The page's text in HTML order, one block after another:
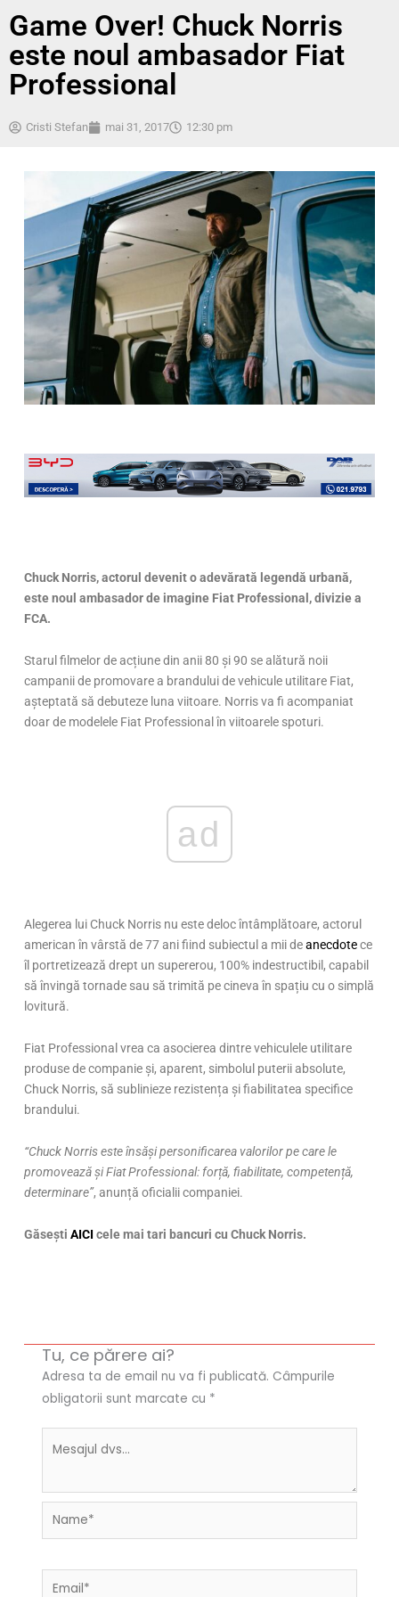
Game Over! Chuck Norris
este noul ambasador Fiat
Professional
Cristi Stefan mai 31, 2017 12:30 pm
Chuck Norris, actorul devenit o adevărată legendă urbană,
este noul ambasador de imagine Fiat Professional, divizie a
FCA.
Starul filmelor de acțiune din anii 80 și 90 se alătură noii
campanii de promovare a brandului de vehicule utilitare Fiat,
așteptată să debuteze luna viitoare. Norris va fi acompaniat
doar de modelele Fiat Professional în viitoarele spoturi.
ad
Alegerea lui Chuck Norris nu este deloc întâmplătoare, actorul
american în vârstă de 77 ani fiind subiectul a mii deanecdotece
îl portretizează drept un supererou, 100% indestructibil, capabil
să învingă tornade sau să trimită pe cineva în spațiu cu o simplă
lovitură.
Fiat Professional vrea ca asocierea dintre vehiculele utilitare
produse de companie și, aparent, simbolul puterii absolute,
Chuck Norris, să sublinieze rezistența și fiabilitatea specifice
brandului.
“Chuck Norris este însăși personificarea valorilor pe care le
promovează și Fiat Professional: forță, fiabilitate, competență,
determinare”, anunță oficialii companiei.
GăseștiAICI cele mai tari bancuri cu Chuck Norris.
Tu, ce părere ai?
Adresa ta de email nu va fi publicată. Câmpurile
obligatorii sunt marcate cu *
Name*
Email*